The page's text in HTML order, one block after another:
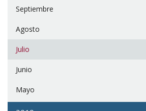
Septiembre
Agosto
Julio
Junio
Mayo